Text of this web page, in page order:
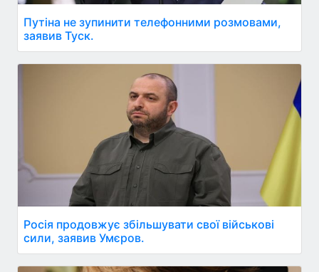
Путіна не зупинити телефонними розмовами,
заявив Туск.
Росія продовжує збільшувати свої військові
сили, заявив Умєров.